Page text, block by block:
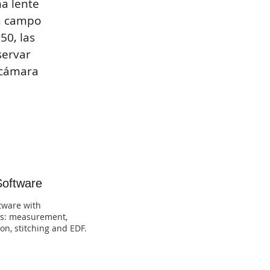
lente
campo
las
with
measurement,
stitching and EDF.